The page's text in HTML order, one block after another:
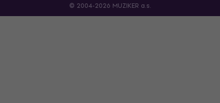
© 2004-2026 MUZIKER a.s.